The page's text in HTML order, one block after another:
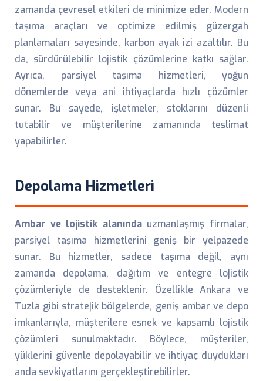
zamanda çevresel etkileri de minimize eder. Modern
taşıma araçları ve optimize edilmiş güzergah
planlamaları sayesinde, karbon ayak izi azaltılır. Bu
da, sürdürülebilir lojistik çözümlerine katkı sağlar.
Ayrıca, parsiyel taşıma hizmetleri, yoğun
dönemlerde veya ani ihtiyaçlarda hızlı çözümler
sunar. Bu sayede, işletmeler, stoklarını düzenli
tutabilir ve müşterilerine zamanında teslimat
yapabilirler.
Depolama Hizmetleri
Ambar ve lojistik alanındauzmanlaşmış firmalar,
parsiyel taşıma hizmetlerini geniş bir yelpazede
sunar. Bu hizmetler, sadece taşıma değil, aynı
zamanda depolama, dağıtım ve entegre lojistik
çözümleriyle de desteklenir. Özellikle Ankara ve
Tuzla gibi stratejik bölgelerde, geniş ambar ve depo
imkanlarıyla, müşterilere esnek ve kapsamlı lojistik
çözümleri sunulmaktadır. Böylece, müşteriler,
yüklerini güvenle depolayabilir ve ihtiyaç duydukları
anda sevkiyatlarını gerçekleştirebilirler.